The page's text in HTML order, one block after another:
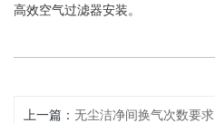
高效空气过滤器安装。
上一篇 无尘洁净间换气次数要求